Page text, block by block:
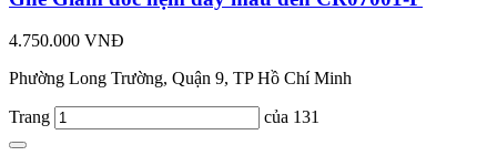
4.750.000 VNĐ
Phường Long Trường, Quận 9, TP Hồ Chí Minh
Trang của 131